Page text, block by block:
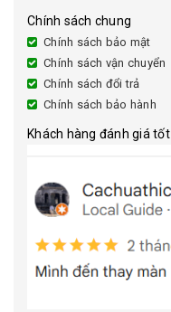
Chính sách chung
Chính sách bảo mật
Chính sách vận chuyển
Chính sách đổi trả
Chính sách bảo hành
Khách hàng đánh giá tốt